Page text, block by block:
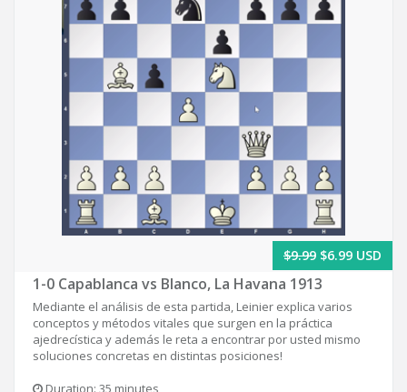
$9.99 $6.99 USD
1-0 Capablanca vs Blanco, La Havana 1913
Mediante el análisis de esta partida, Leinier explica varios
conceptos y métodos vitales que surgen en la práctica
ajedrecística y además le reta a encontrar por usted mismo
soluciones concretas en distintas posiciones!
Duration: 35 minutes